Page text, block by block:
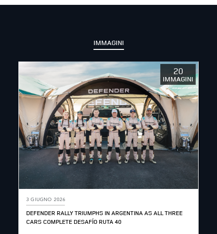
IMMAGINI
20
IMMAGINI
3 GIUGNO 2026
DEFENDER RALLY TRIUMPHS IN ARGENTINA AS ALL THREE
CARS COMPLETE DESAFÍO RUTA 40